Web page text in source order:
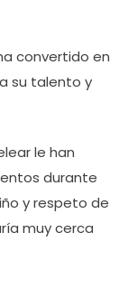
convertido en
su talento y
le han
durante
y respeto de
muy cerca